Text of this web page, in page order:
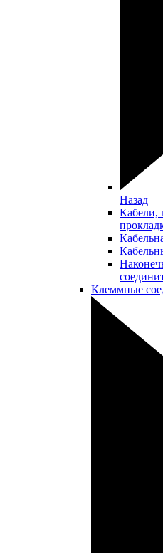
Назад
Кабели,
Клеммные